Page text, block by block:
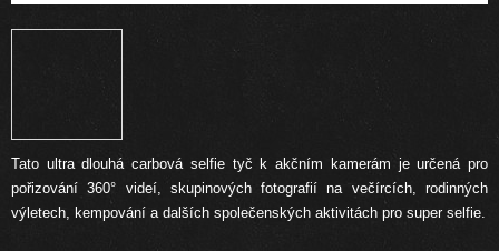
Tato ultra dlouhá carbová selfie tyč k akčním kamerám je určená pro
pořizování 360° videí, skupinových fotografií na večírcích, rodinných
výletech, kempování a dalších společenských aktivitách pro super selfie.